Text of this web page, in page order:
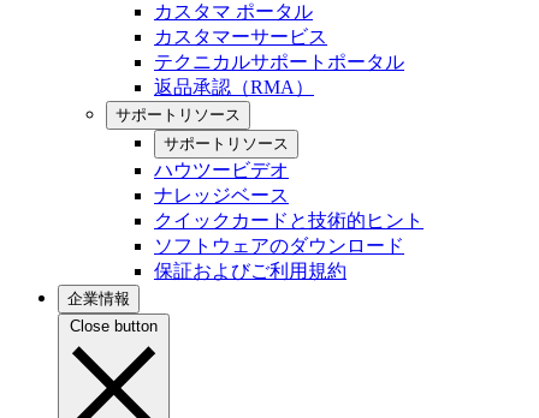
カスタマ ポータル
カスタマーサービス
テクニカルサポートポータル
返品承認（RMA）
サポートリソース
サポートリソース
ハウツービデオ
ナレッジベース
クイックカードと技術的ヒント
ソフトウェアのダウンロード
保証およびご利用規約
企業情報
Close button